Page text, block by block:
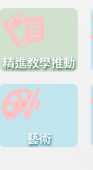
精進教學推動
藝術